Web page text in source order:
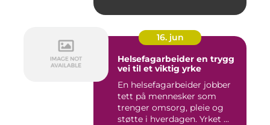
16. jun
Helsefagarbeider en trygg
vei til et viktig yrke
En helsefagarbeider jobber
tett på mennesker som
trenger omsorg, pleie og
støtte i hverdagen. Yrket ...